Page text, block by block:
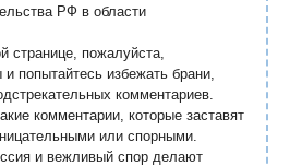
РФ в области
странице, пожалуйста,
попытайтесь избежать брани,
комментариев.
комментарии, которые заставят
или спорными.
и вежливый спор делают